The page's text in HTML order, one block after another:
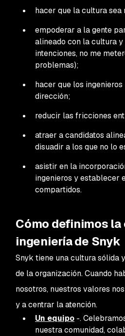
hacer que la cultura
empoderar a la gente
alineado con la cultura
intenciones, no me
problemas);
hacer que los
dirección;
reducir las fricciones
atraer a candidatos
disuadir a los que no lo
asistir en la
ingenieros y establecer
compartidos.
Cómo definimos
ingeniería de Snyk
Snyk tiene una cultura sólida
de la organización. Cuando
nosotros, nuestros valores
y a centrar la atención.
Un equipo -.
nuestra comunidad,